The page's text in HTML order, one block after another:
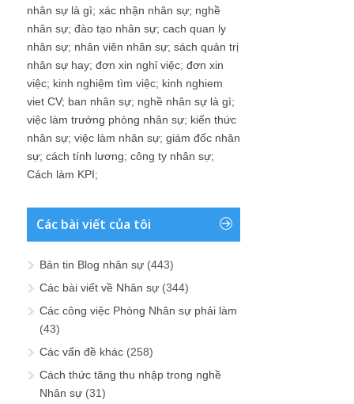
nhân sự là gì; xác nhận nhân sự; nghề
nhân sự; đào tạo nhân sự; cach quan ly
nhân sự; nhân viên nhân sự; sách quản trị
nhân sự hay; đơn xin nghỉ việc; đơn xin
việc; kinh nghiệm tìm việc; kinh nghiem
viet CV; ban nhân sự; nghề nhân sự là gì;
việc làm trưởng phòng nhân sự; kiến thức
nhân sự; việc làm nhân sự; giám đốc nhân
sự; cách tính lương; công ty nhân sự;
Cách làm KPI;
Các bài viết của tôi
Bản tin Blog nhân sự (443)
Các bài viết về Nhân sự (344)
Các công việc Phòng Nhân sự phải làm
(43)
Các vấn đề khác (258)
Cách thức tăng thu nhập trong nghề
Nhân sự (31)